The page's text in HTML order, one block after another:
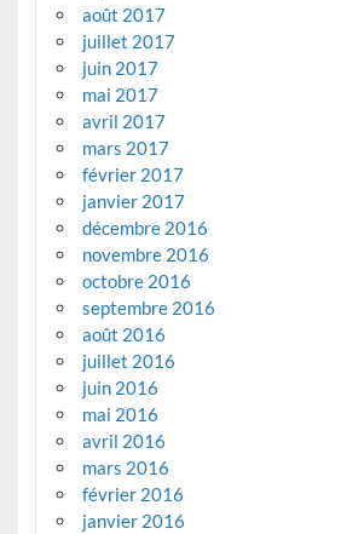
août 2017
juillet 2017
juin 2017
mai 2017
avril 2017
mars 2017
février 2017
janvier 2017
décembre 2016
novembre 2016
octobre 2016
septembre 2016
août 2016
juillet 2016
juin 2016
mai 2016
avril 2016
mars 2016
février 2016
janvier 2016